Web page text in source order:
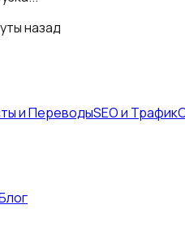
назад
и ПереводыSEO и Трафик